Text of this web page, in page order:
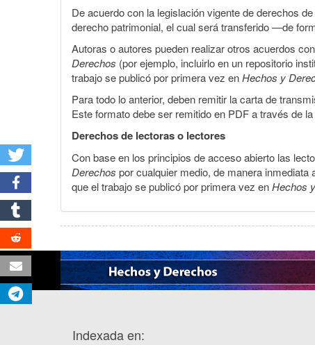
De acuerdo con la legislación vigente de derechos
derecho patrimonial, el cual será transferido —de
Autoras o autores pueden realizar otros acuerdos
Derechos (por ejemplo, incluirlo en un repositorio
trabajo se publicó por primera vez enHechos y
Para todo lo anterior, deben remitir la carta de
Este formato debe ser remitido en PDF a través de
Derechos de lectoras o lectores
Con base en los principios de acceso abierto las
Derechos por cualquier medio, de manera
que el trabajo se publicó por primera vez enHechos
Indexada en: